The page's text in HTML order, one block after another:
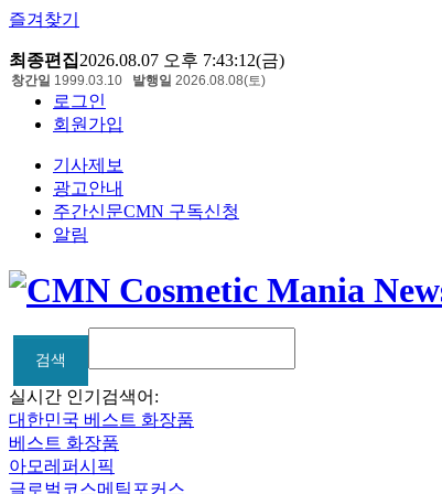
즐겨찾기
최종편집2026.08.07 오후 7:43:12(금)
로그인
회원가입
기사제보
광고안내
주간신문CMN 구독신청
알림
창간일 1999.03.10 발행일 2026.08.08(토)
검색
검색
실시간 인기검색어:
대한민국 베스트 화장품
베스트 화장품
아모레퍼시픽
글로벌코스메틱포커스